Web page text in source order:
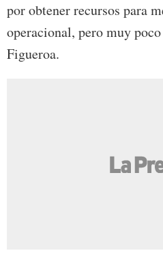
por obtener recursos para
operacional, pero muy
Figueroa.